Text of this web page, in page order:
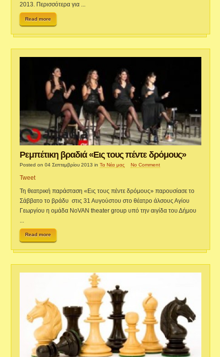
2013. Περισσότερα για ...
Read more
Ρεμπέτικη βραδιά «Εις τους πέντε δρόμους»
Posted on 04 Σεπτεμβρίου 2013 in Τα Νέα μας No Comment
Tweet
Τη θεατρική παράσταση «Εις τους πέντε δρόμους» παρουσίασε το
Σάββατο το βράδυ στις 31 Αυγούστου στο θέατρο άλσους Αγίου
Γεωργίου η ομάδα NoVAN theater group υπό την αιγίδα του Δήμου
Read more